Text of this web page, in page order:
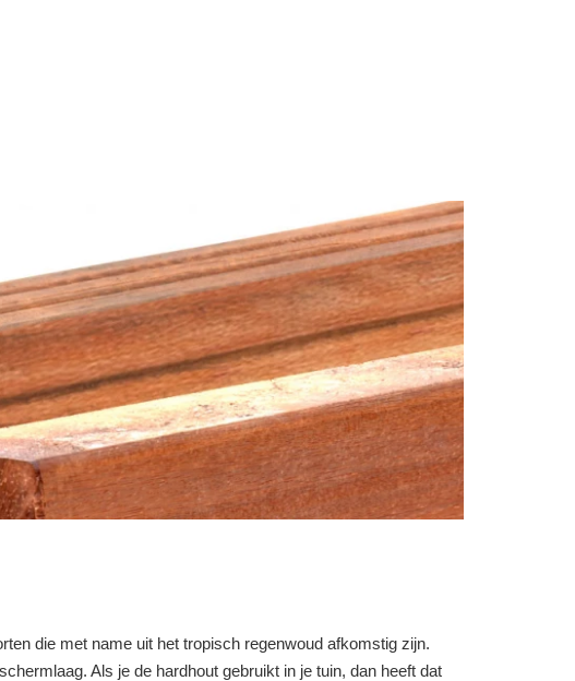
die met name uit het tropisch regenwoud afkomstig zijn.
Als je de hardhout gebruikt in je tuin, dan heeft dat